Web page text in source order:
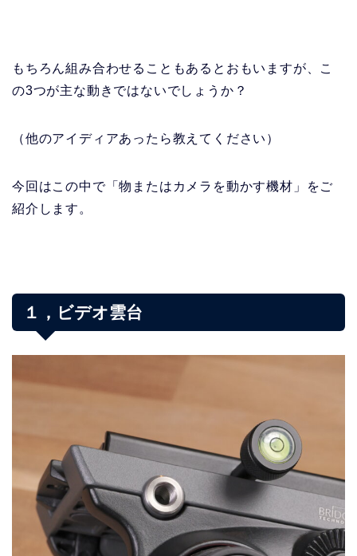
もちろん組み合わせることもあるとおもいますが、こ
の3つが主な動きではないでしょうか？
（他のアイディアあったら教えてください）
今回はこの中で「物またはカメラを動かす機材」をご
紹介します。
１，ビデオ雲台